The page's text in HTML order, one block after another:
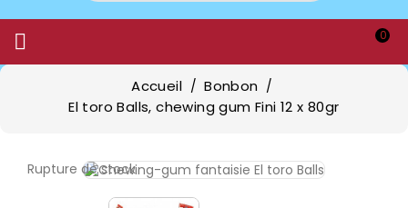
 0
Accueil
Bonbon
El toro Balls, chewing gum Fini 12 x 80gr
Rupture de stock